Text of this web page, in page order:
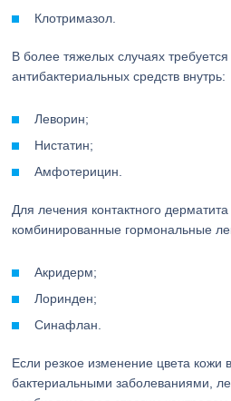
Клотримазол.
В более тяжелых случаях
антибактериальных средств внутрь:
Леворин;
Нистатин;
Амфотерицин.
Для лечения контактного
комбинированные гормональные
Акридерм;
Лоринден;
Синафлан.
Если резкое изменение цвета кожи
бактериальными заболеваниями,